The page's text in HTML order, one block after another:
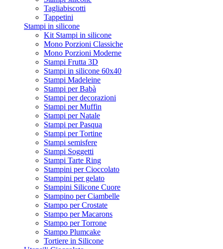
Tagliabiscotti
Tappetini
Stampi in silicone
Kit Stampi in silicone
Mono Porzioni Classiche
Mono Porzioni Moderne
Stampi Frutta 3D
Stampi in silicone 60x40
Stampi Madeleine
Stampi per Babà
Stampi per decorazioni
Stampi per Muffin
Stampi per Natale
Stampi per Pasqua
Stampi per Tortine
Stampi semisfere
Stampi Soggetti
Stampi Tarte Ring
Stampini per Cioccolato
Stampini per gelato
Stampini Silicone Cuore
Stampino per Ciambelle
Stampo per Crostate
Stampo per Macarons
Stampo per Torrone
Stampo Plumcake
Tortiere in Silicone